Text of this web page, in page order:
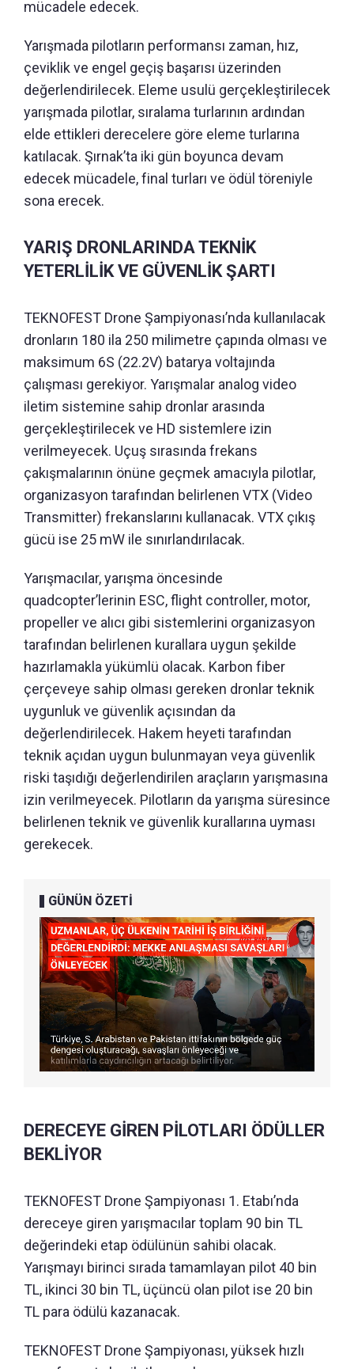
mücadele edecek.
Yarışmada pilotların performansı zaman, hız,
çeviklik ve engel geçiş başarısı üzerinden
değerlendirilecek. Eleme usulü gerçekleştirilecek
yarışmada pilotlar, sıralama turlarının ardından
elde ettikleri derecelere göre eleme turlarına
katılacak. Şırnak’ta iki gün boyunca devam
edecek mücadele, final turları ve ödül töreniyle
sona erecek.
YARIŞ DRONLARINDA TEKNİK
YETERLİLİK VE GÜVENLİK ŞARTI
TEKNOFEST Drone Şampiyonası’nda kullanılacak
dronların 180 ila 250 milimetre çapında olması ve
maksimum 6S (22.2V) batarya voltajında
çalışması gerekiyor. Yarışmalar analog video
iletim sistemine sahip dronlar arasında
gerçekleştirilecek ve HD sistemlere izin
verilmeyecek. Uçuş sırasında frekans
çakışmalarının önüne geçmek amacıyla pilotlar,
organizasyon tarafından belirlenen VTX (Video
Transmitter) frekanslarını kullanacak. VTX çıkış
gücü ise 25 mW ile sınırlandırılacak.
Yarışmacılar, yarışma öncesinde
quadcopter’lerinin ESC, flight controller, motor,
propeller ve alıcı gibi sistemlerini organizasyon
tarafından belirlenen kurallara uygun şekilde
hazırlamakla yükümlü olacak. Karbon fiber
çerçeveye sahip olması gereken dronlar teknik
uygunluk ve güvenlik açısından da
değerlendirilecek. Hakem heyeti tarafından
teknik açıdan uygun bulunmayan veya güvenlik
riski taşıdığı değerlendirilen araçların yarışmasına
izin verilmeyecek. Pilotların da yarışma süresince
belirlenen teknik ve güvenlik kurallarına uyması
gerekecek.
GÜNÜN ÖZETİ
DERECEYE GİREN PİLOTLARI ÖDÜLLER
BEKLİYOR
TEKNOFEST Drone Şampiyonası 1. Etabı’nda
dereceye giren yarışmacılar toplam 90 bin TL
değerindeki etap ödülünün sahibi olacak.
Yarışmayı birinci sırada tamamlayan pilot 40 bin
TL, ikinci 30 bin TL, üçüncü olan pilot ise 20 bin
TL para ödülü kazanacak.
TEKNOFEST Drone Şampiyonası, yüksek hızlı